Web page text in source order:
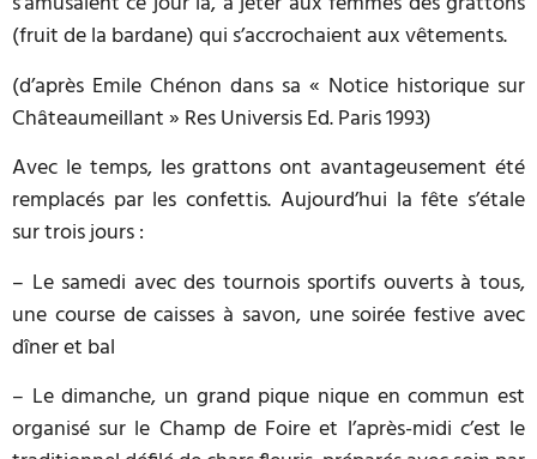
(fruit de la bardane) qui s’accrochaient aux vêtements.
(d’après Emile Chénon dans sa « Notice historique sur
Châteaumeillant » Res Universis Ed. Paris 1993)
Avec le temps, les grattons ont avantageusement été
remplacés par les confettis. Aujourd’hui la fête s’étale
sur trois jours :
– Le samedi avec des tournois sportifs ouverts à tous,
une course de caisses à savon, une soirée festive avec
dîner et bal
– Le dimanche, un grand pique nique en commun est
organisé sur le Champ de Foire et l’après-midi c’est le